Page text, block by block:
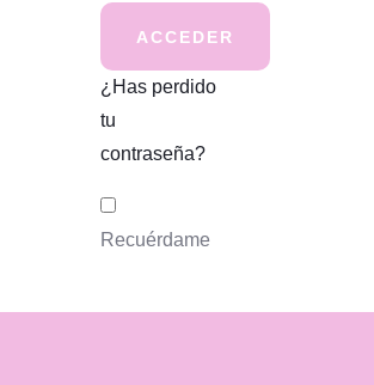
¿Has perdido
tu
contraseña?
Recuérdame